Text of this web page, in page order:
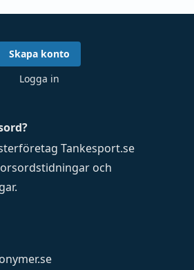
Tankesport.se
och
.
Skapa konto
Logga in